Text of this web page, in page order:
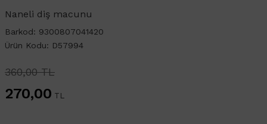
Naneli diş macunu
Barkod: 9300807041420
Ürün Kodu: D57994
360,00 TL
270,00 TL